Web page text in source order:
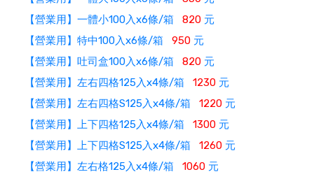
【營業用】一體小100入x6條/箱 820 元
【營業用】特中100入x6條/箱 950 元
【營業用】吐司盒100入x6條/箱 820 元
【營業用】左右四格125入x4條/箱 1230 元
【營業用】左右四格S125入x4條/箱 1220 元
【營業用】上下四格125入x4條/箱 1300 元
【營業用】上下四格S125入x4條/箱 1260 元
【營業用】左右格125入x4條/箱 1060 元